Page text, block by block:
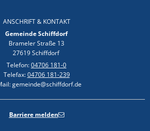
ANSCHRIFT & KONTAKT
Gemeinde Schiffdorf
Brameler Straße 13
27619 Schiffdorf
Telefon:04706 181-0
Telefax:04706 181-239
gemeinde@schiffdorf.de
Barriere melden